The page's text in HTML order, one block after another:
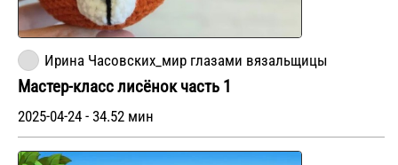
Ирина Часовских_мир глазами вязальщицы
Мастер-класс лисёнок часть 1
2025-04-24 - 34.52 мин